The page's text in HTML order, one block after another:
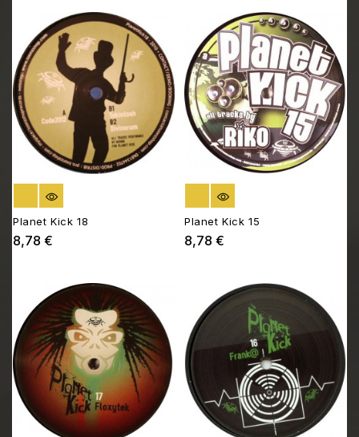
RUPTURE DE STOCK
Planet Kick 18
8,78 €
RUPTURE DE STOCK
Planet Kick 15
8,78 €